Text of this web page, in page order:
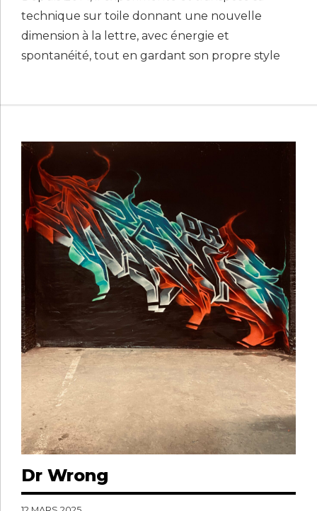
technique sur toile donnant une nouvelle
dimension à la lettre, avec énergie et
spontanéité, tout en gardant son propre style
Dr Wrong